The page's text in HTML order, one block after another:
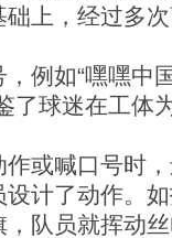
上，经过多
如“嘿嘿中
了球迷在工体
喊口号时，
设计了动作。
队员就挥动